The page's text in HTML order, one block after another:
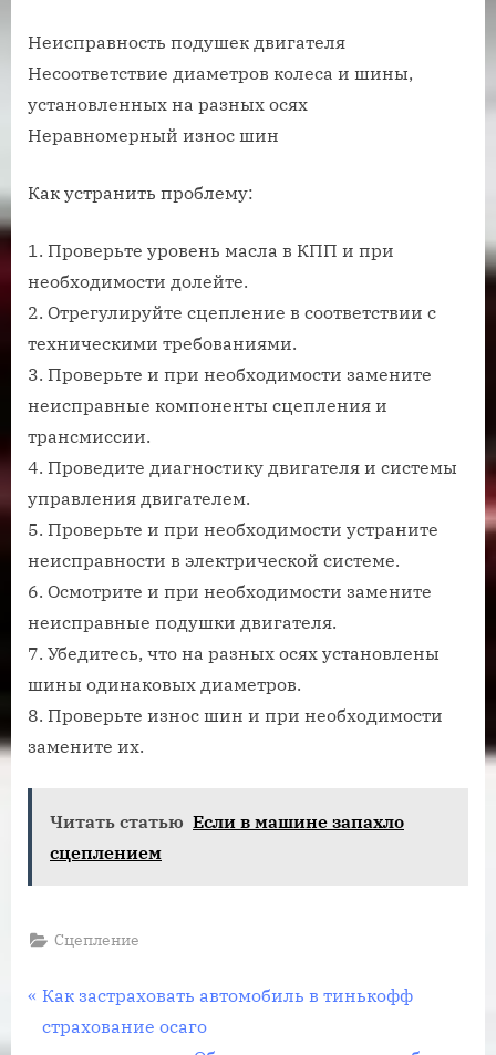
Неисправность подушек двигателя
Несоответствие диаметров колеса и шины,
установленных на разных осях
Неравномерный износ шин
Как устранить проблему:
1. Проверьте уровень масла в КПП и при
необходимости долейте.
2. Отрегулируйте сцепление в соответствии с
техническими требованиями.
3. Проверьте и при необходимости замените
неисправные компоненты сцепления и
трансмиссии.
4. Проведите диагностику двигателя и системы
управления двигателем.
5. Проверьте и при необходимости устраните
неисправности в электрической системе.
6. Осмотрите и при необходимости замените
неисправные подушки двигателя.
7. Убедитесь, что на разных осях установлены
шины одинаковых диаметров.
8. Проверьте износ шин и при необходимости
замените их.
Читать статью Если в машине запахло
сцеплением
Сцепление
Навигация
П
р
Как застраховать автомобиль в тинькофф
страхование осаго